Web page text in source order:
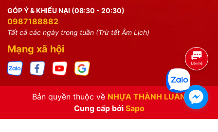
GÓP Ý & KHIẾU NẠI (08:30 - 20:30)
0987188882
Tất cả các ngày trong tuần (Trừ tết Âm Lịch)
Mạng xã hội
Bản quyền thuộc về NHỰA THÀNH LUÂN
Cung cấp bởi Sapo